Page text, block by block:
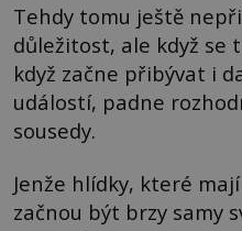
Tehdy tomu ještě
důležitost, ale když se
když začne přibývat i
událostí, padne
sousedy.
Jenže hlídky, které
začnou být brzy samy